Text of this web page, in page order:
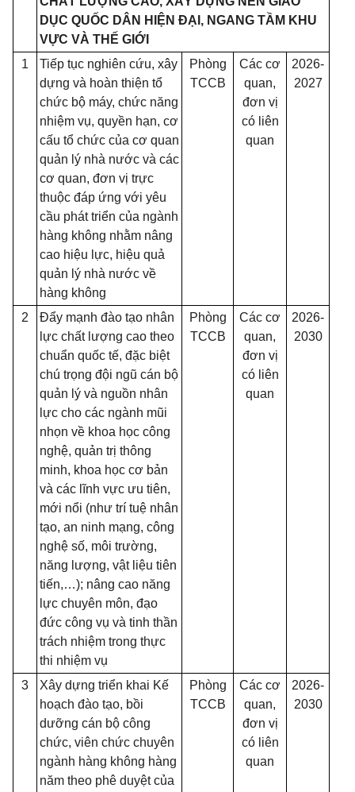
DỤC QUỐC DÂN HIỆN ĐẠI, NGANG TẦM KHU
VỰC VÀ THẾ GIỚI
1
Tiếp tục nghiên cứu, xây
dựng và hoàn thiện tổ
chức bộ máy, chức năng
nhiệm vụ, quyền hạn, cơ
cấu tổ chức của cơ quan
quản lý nhà nước và các
cơ quan, đơn vị trực
thuộc đáp ứng với yêu
cầu phát triển của ngành
hàng không nhằm nâng
cao hiệu lực, hiệu quả
quản lý nhà nước về
hàng không
Phòng
TCCB
Các cơ
quan,
đơn vị
có liên
quan
2026-
2027
2
Đẩy mạnh đào tạo nhân
lực chất lượng cao theo
chuẩn quốc tế, đặc biệt
chú trọng đội ngũ cán bộ
quản lý và nguồn nhân
lực cho các ngành mũi
nhọn về khoa học công
nghệ, quản trị thông
minh, khoa học cơ bản
và các lĩnh vực ưu tiên,
mới nổi (như trí tuệ nhân
tạo, an ninh mạng, công
nghệ số, môi trường,
năng lượng, vật liệu tiên
tiến,…); nâng cao năng
lực chuyên môn, đạo
đức công vụ và tinh thần
trách nhiệm trong thực
thi nhiệm vụ
Phòng
TCCB
Các cơ
quan,
đơn vị
có liên
quan
2026-
2030
3
Xây dựng triển khai Kế
hoạch đào tạo, bồi
dưỡng cán bộ công
chức, viên chức chuyên
ngành hàng không hàng
năm theo phê duyệt của
Phòng
TCCB
Các cơ
quan,
đơn vị
có liên
quan
2026-
2030